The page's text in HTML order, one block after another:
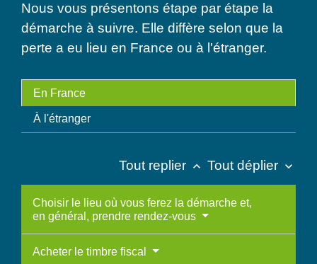
Nous vous présentons étape par étape la
démarche à suivre. Elle diffère selon que la
perte a eu lieu en France ou à l'étranger.
En France
À l'étranger
Tout replier keyboard_arrow_up Tout déplier keyboard_arrow_down
Choisir le lieu où vous ferez la démarche et,
en général, prendre rendez-vous
Acheter le timbre fiscal